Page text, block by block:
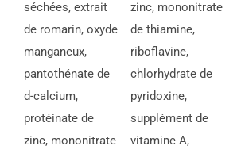
séchées, extrait
de romarin, oxyde
manganeux,
pantothénate de
d-calcium,
protéinate de
zinc, mononitrate
zinc, mononitrate
de thiamine,
riboflavine,
chlorhydrate de
pyridoxine,
supplément de
vitamine A,